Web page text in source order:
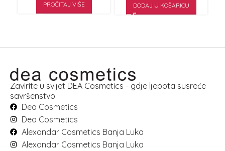
PROČITAJ VIŠE DODAJ U KOŠARICU
Zavirite u svijet DEA Cosmetics - gdje ljepota susreće
savršenstvo.
Dea Cosmetics
Dea Cosmetics
Alexandar Cosmetics Banja Luka
Alexandar Cosmetics Banja Luka